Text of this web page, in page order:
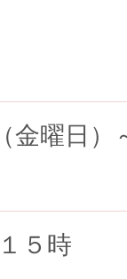
金曜日）
５時